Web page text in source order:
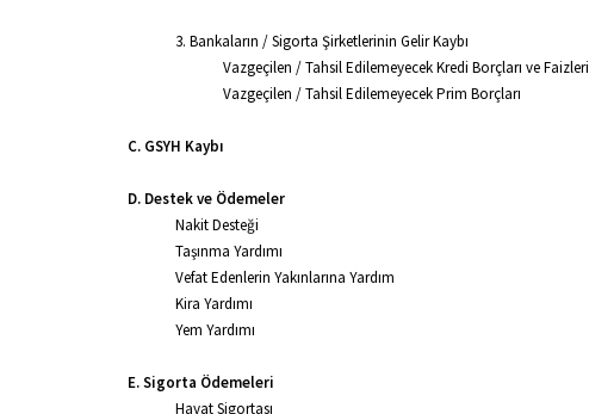
3. Bankaların / Sigorta Şirketlerinin Gelir Kaybı
Vazgeçilen / Tahsil Edilemeyecek Kredi Borçları ve Faizleri
Vazgeçilen / Tahsil Edilemeyecek Prim Borçları
C. GSYH Kaybı
D. Destek ve Ödemeler
Nakit Desteği
Taşınma Yardımı
Vefat Edenlerin Yakınlarına Yardım
Kira Yardımı
Yem Yardımı
E. Sigorta Ödemeleri
Hayat Sigortası